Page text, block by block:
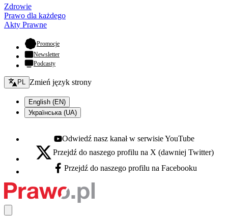
Zdrowie
Prawo dla każdego
Akty Prawne
Promocje- otwiera się w nowej karcie
Newsletter
Podcasty
Zmień język - bieżący:
PL Zmień język strony
English (EN)
Українська (UA)
Youtube - otwiera się w nowej karcie
Odwiedź nasz kanał w serwisie YouTube
X - otwiera się w nowej karcie
Przejdź do naszego profilu na X (dawniej Twitter)
Facebook - otwiera się w nowej karcie
Przejdź do naszego profilu na Facebooku